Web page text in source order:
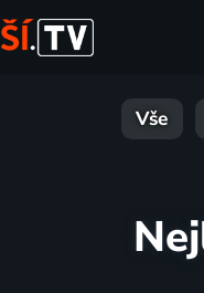
Vše